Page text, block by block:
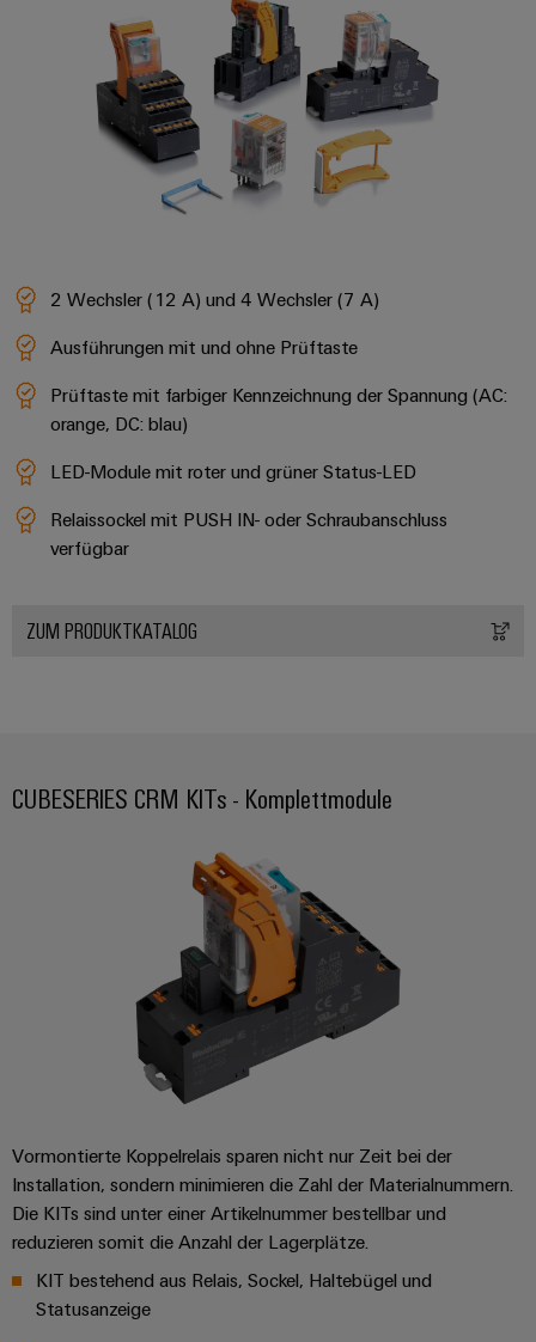
2 Wechsler (12 A) und 4 Wechsler (7 A)
Ausführungen mit und ohne Prüftaste
Prüftaste mit farbiger Kennzeichnung der Spannung (AC:
orange, DC: blau)
LED-Module mit roter und grüner Status-LED
Relaissockel mit PUSH IN- oder Schraubanschluss
verfügbar
ZUM PRODUKTKATALOG
CUBESERIES CRM KITs - Komplettmodule
Vormontierte Koppelrelais sparen nicht nur Zeit bei der
Installation, sondern minimieren die Zahl der Materialnummern.
Die KITs sind unter einer Artikelnummer bestellbar und
reduzieren somit die Anzahl der Lagerplätze.
KIT bestehend aus Relais, Sockel, Haltebügel und
Statusanzeige